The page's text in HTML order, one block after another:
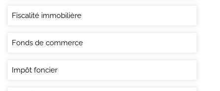
Fiscalité immobilière
Fonds de commerce
Impôt foncier